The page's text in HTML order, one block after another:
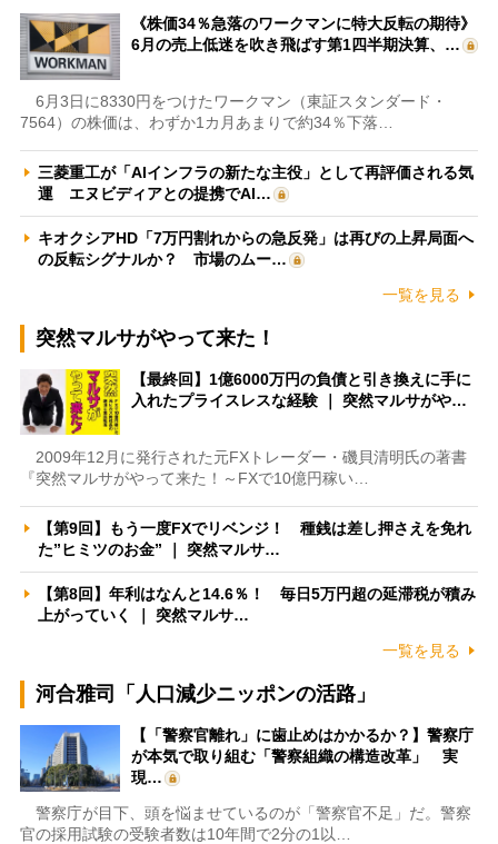
《株価34％急落のワークマンに特大反転の期待》
6月の売上低迷を吹き飛ばす第1四半期決算、…
6月3日に8330円をつけたワークマン（東証スタンダード・
7564）の株価は、わずか1カ月あまりで約34％下落…
三菱重工が「AIインフラの新たな主役」として再評価される気
運 エヌビディアとの提携でAI…
キオクシアHD「7万円割れからの急反発」は再びの上昇局面へ
の反転シグナルか？ 市場のムー…
一覧を見る
突然マルサがやって来た！
【最終回】1億6000万円の負債と引き換えに手に
入れたプライスレスな経験 ｜ 突然マルサがや…
2009年12月に発行された元FXトレーダー・磯貝清明氏の著書
『突然マルサがやって来た！～FXで10億円稼い…
【第9回】もう一度FXでリベンジ！ 種銭は差し押さえを免れ
た”ヒミツのお金” ｜ 突然マルサ…
【第8回】年利はなんと14.6％！ 毎日5万円超の延滞税が積み
上がっていく ｜ 突然マルサ…
一覧を見る
河合雅司「人口減少ニッポンの活路」
【「警察官離れ」に歯止めはかかるか？】警察庁
が本気で取り組む「警察組織の構造改革」 実
現…
警察庁が目下、頭を悩ませているのが「警察官不足」だ。警察
官の採用試験の受験者数は10年間で2分の1以…